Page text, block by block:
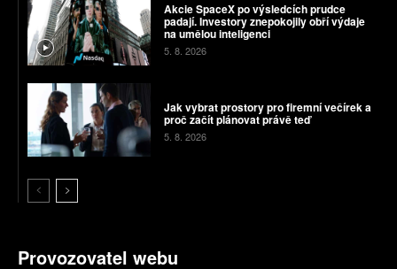
Akcie SpaceX po výsledcích prudce
padají. Investory znepokojily obří výdaje
na umělou inteligenci
5. 8. 2026
Jak vybrat prostory pro firemní večírek a
proč začít plánovat právě teď
5. 8. 2026
Provozovatel webu